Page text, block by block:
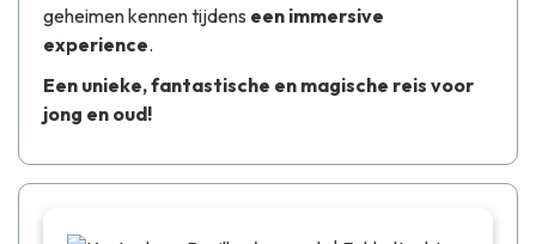
geheimen kennen tijdens een immersive
experience.
Een unieke, fantastische en magische reis voor
jong en oud!